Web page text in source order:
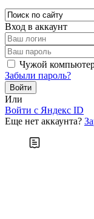
Вход в аккаунт
Чужой
Забыли пароль?
Или
Войти c Яндекс ID
Еще нет аккаунта?